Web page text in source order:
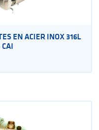
EN ACIER INOX 316L